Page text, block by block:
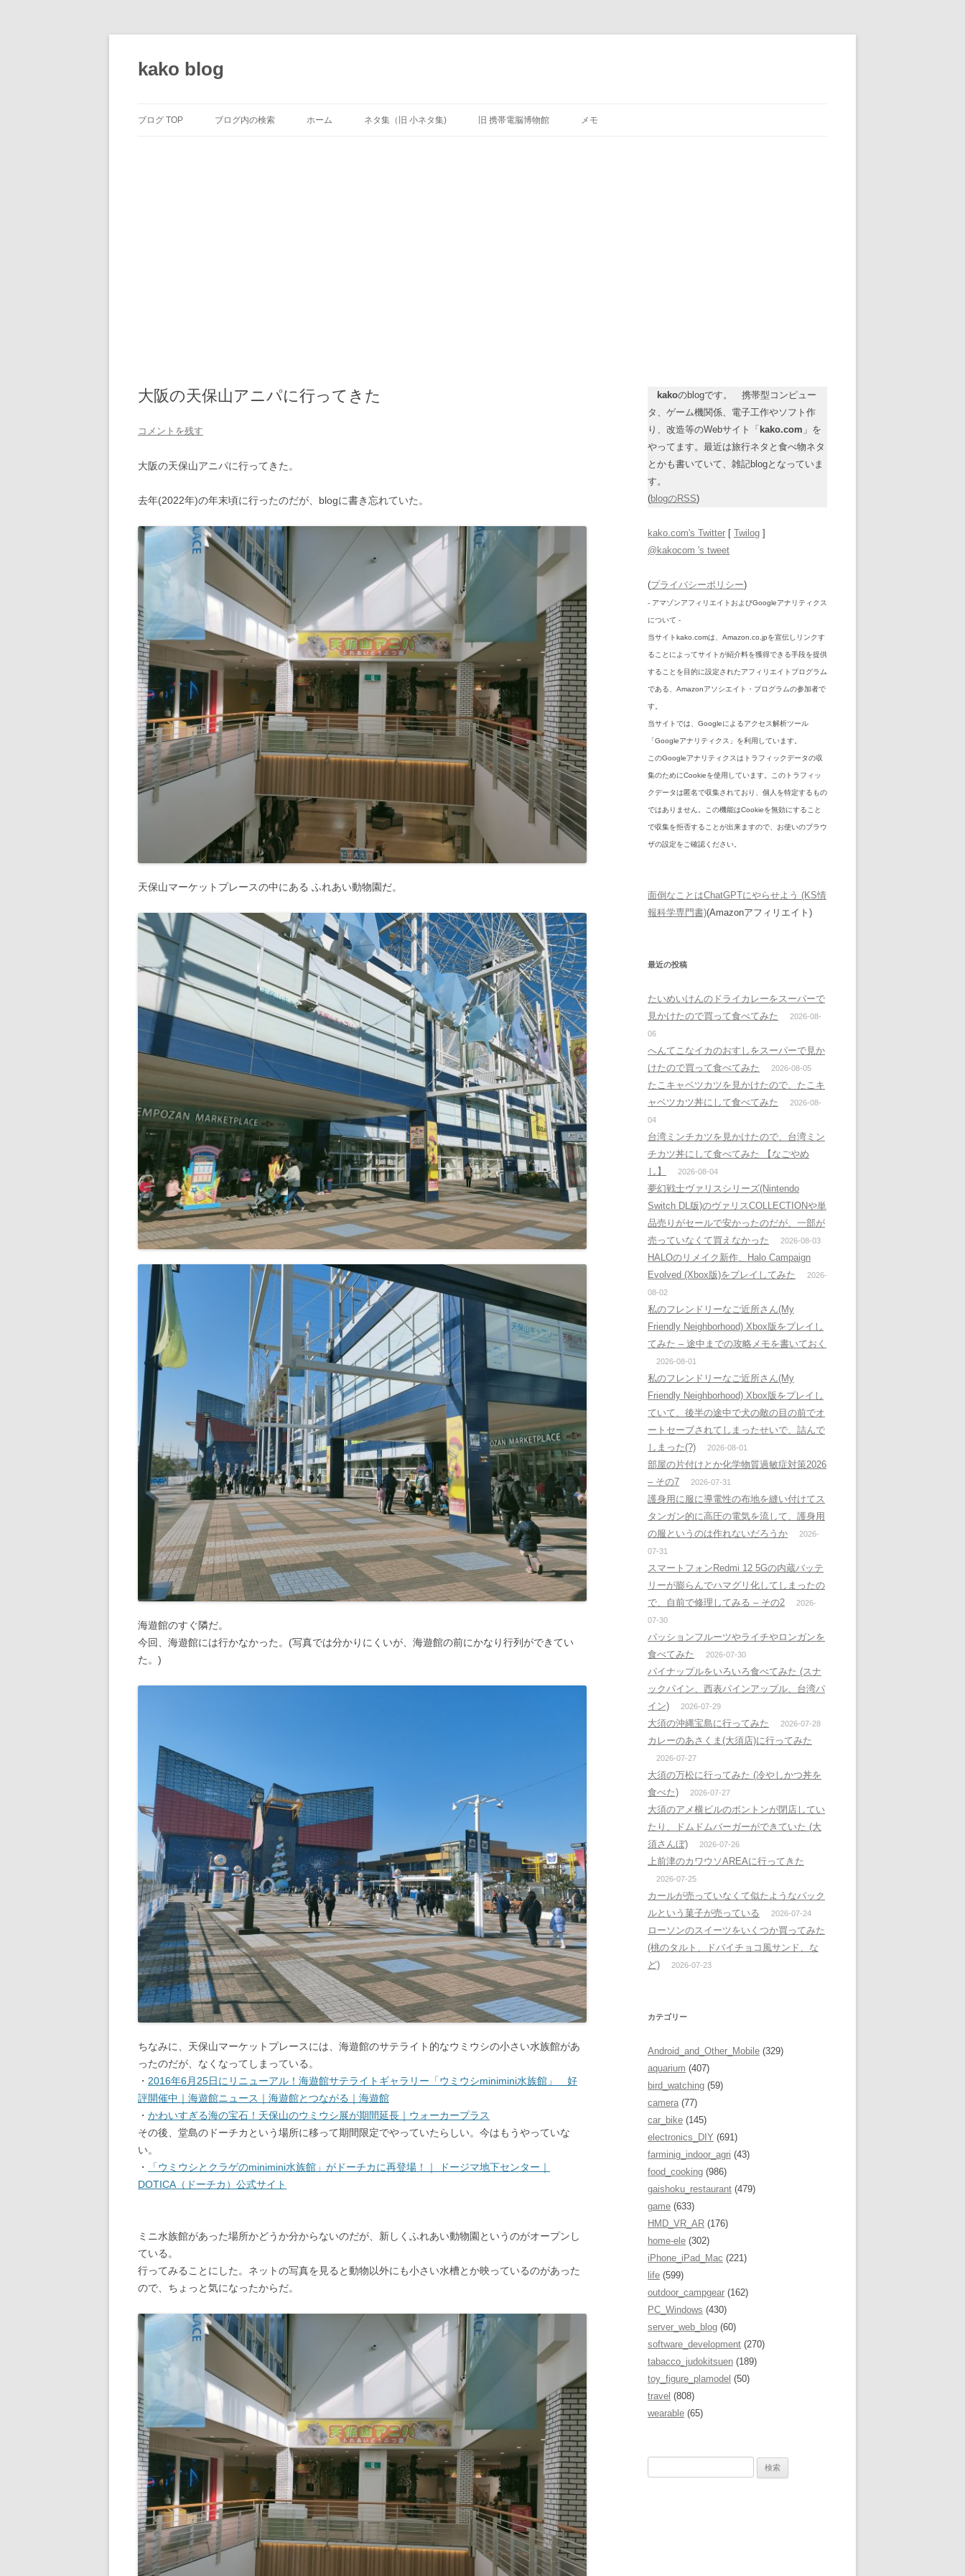
テ
ン
ッ
kako blog
ブログ TOP ブログ内の検索 ホーム ネタ集（旧 小ネタ集) 旧 携帯電脳博物館 メモ
大阪の天保山アニパに行ってきた
コメントを残す
大阪の天保山アニパに行ってきた。
去年(2022年)の年末頃に行ったのだが、blogに書き忘れていた。
天保山マーケットプレースの中にある ふれあい動物園だ。
海遊館のすぐ隣だ。
今回、海遊館には行かなかった。(写真では分かりにくいが、海遊館の前にかなり行列ができてい
た。)
ちなみに、天保山マーケットプレースには、海遊館のサテライト的なウミウシの小さい水族館があ
ったのだが、なくなってしまっている。
・ 2016年6月25日にリニューアル！海遊館サテライトギャラリー「ウミウシminimini水族館」 好
評開催中｜海遊館ニュース｜海遊館とつながる｜海遊館
・ かわいすぎる海の宝石！天保山のウミウシ展が期間延長｜ウォーカープラス
その後、堂島のドーチカという場所に移って期間限定でやっていたらしい。今はもうやっていな
い。
・
「ウミウシとクラゲのminimini水族館」がドーチカに再登場！｜ ドージマ地下センター｜
DOTICA（ドーチカ）公式サイト
ミニ水族館があった場所かどうか分からないのだが、新しくふれあい動物園というのがオープンし
ている。
行ってみることにした。ネットの写真を見ると動物以外にも小さい水槽とか映っているのがあった
ので、ちょっと気になったからだ。
kakoのblogです。 携帯型コンピュー
タ、ゲーム機関係、電子工作やソフト作
り、改造等のWebサイト「 kako.com 」を
やってます。最近は旅行ネタと食べ物ネタ
とかも書いていて、雑記blogとなっていま
す。
(blogのRSS)
kako.com's Twitter [ Twilog ]
@kakocom 's tweet
(プライバシーポリシー)
- アマゾンアフィリエイトおよびGoogleアナリティクス
について -
当サイトkako.comは、Amazon.co.jpを宣伝しリンクす
ることによってサイトが紹介料を獲得できる手段を提供
することを目的に設定されたアフィリエイトプログラム
である、Amazonアソシエイト・プログラムの参加者で
す。
当サイトでは、Googleによるアクセス解析ツール
「Googleアナリティクス」を利用しています。
このGoogleアナリティクスはトラフィックデータの収
集のためにCookieを使用しています。このトラフィッ
クデータは匿名で収集されており、個人を特定するもの
ではありません。この機能はCookieを無効にすること
で収集を拒否することが出来ますので、お使いのブラウ
ザの設定をご確認ください。
面倒なことはChatGPTにやらせよう (KS情
報科学専門書)(Amazonアフィリエイト)
最近の投稿
たいめいけんのドライカレーをスーパーで
見かけたので買って食べてみた
2026-08-
06
へんてこなイカのおすしをスーパーで見か
けたので買って食べてみた
2026-08-05
たこキャベツカツを見かけたので、たこキ
ャベツカツ丼にして食べてみた
2026-08-
04
台湾ミンチカツを見かけたので、台湾ミン
チカツ丼にして食べてみた 【なごやめ
し】
2026-08-04
夢幻戦士ヴァリスシリーズ(Nintendo
Switch DL版)のヴァリスCOLLECTIONや単
品売りがセールで安かったのだが、一部が
売っていなくて買えなかった
2026-08-03
HALOのリメイク新作、Halo Campaign
Evolved (Xbox版)をプレイしてみた
2026-
08-02
私のフレンドリーなご近所さん(My
Friendly Neighborhood) Xbox版をプレイし
てみた – 途中までの攻略メモを書いておく
2026-08-01
私のフレンドリーなご近所さん(My
Friendly Neighborhood) Xbox版をプレイし
ていて、後半の途中で犬の敵の目の前でオ
ートセーブされてしまったせいで、詰んで
しまった(?)
2026-08-01
部屋の片付けとか化学物質過敏症対策2026
– その7
2026-07-31
護身用に服に導電性の布地を縫い付けてス
タンガン的に高圧の電気を流して、護身用
の服というのは作れないだろうか
2026-
07-31
スマートフォンRedmi 12 5Gの内蔵バッテ
リーが膨らんでハマグリ化してしまったの
で、自前で修理してみる – その2
2026-
07-30
パッションフルーツやライチやロンガンを
食べてみた
2026-07-30
パイナップルをいろいろ食べてみた (スナ
ックパイン、西表パインアップル、台湾パ
イン)
2026-07-29
大須の沖縄宝島に行ってみた 2026-07-28
カレーのあさくま(大須店)に行ってみた
2026-07-27
大須の万松に行ってみた (冷やしかつ丼を
食べた)
2026-07-27
大須のアメ横ビルのボントンが閉店してい
たり、ドムドムバーガーができていた (大
須さんぼ)
2026-07-26
上前津のカワウソAREAに行ってきた
2026-07-25
カールが売っていなくて似たようなパック
ルという菓子が売っている
2026-07-24
ローソンのスイーツをいくつか買ってみた
(桃のタルト、ドバイチョコ風サンド、な
ど)
2026-07-23
カテゴリー
Android_and_Other_Mobile (329)
aquarium (407)
bird_watching (59)
camera (77)
car_bike (145)
electronics_DIY (691)
farminig_indoor_agri (43)
food_cooking (986)
gaishoku_restaurant (479)
game (633)
HMD_VR_AR (176)
home-ele (302)
iPhone_iPad_Mac (221)
life (599)
outdoor_campgear (162)
PC_Windows (430)
server_web_blog (60)
software_development (270)
tabacco_judokitsuen (189)
toy_figure_plamodel (50)
travel (808)
wearable (65)